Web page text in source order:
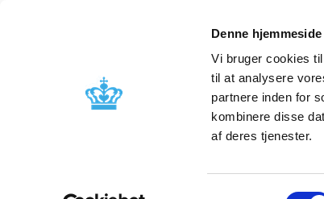
Denne
Vi bruger cookies
til at analysere
partnere inden for
kombinere disse
af deres tjenester.
Samtykkevalg
Godkendelse og